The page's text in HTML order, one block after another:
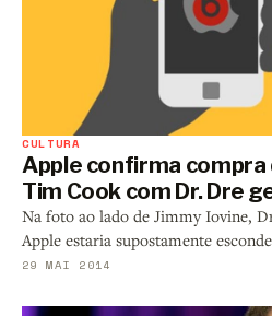
CULTURA
Apple confirma
Tim Cook com Dr. Dre
Na foto ao lado de Jimmy Iovine,
Apple estaria supostamente
29 MAI 2014